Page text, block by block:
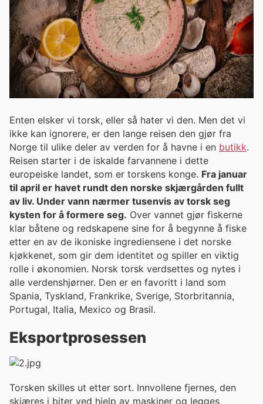
Enten elsker vi torsk, eller så hater vi den. Men det vi
ikke kan ignorere, er den lange reisen den gjør fra
Norge til ulike deler av verden for å havne i en butikk.
Reisen starter i de iskalde farvannene i dette
europeiske landet, som er torskens konge. Fra januar
til april er havet rundt den norske skjærgården fullt
av liv. Under vann nærmer tusenvis av torsk seg
kysten for å formere seg. Over vannet gjør fiskerne
klar båtene og redskapene sine for å begynne å fiske
etter en av de ikoniske ingrediensene i det norske
kjøkkenet, som gir dem identitet og spiller en viktig
rolle i økonomien. Norsk torsk verdsettes og nytes i
alle verdenshjørner. Den er en favoritt i land som
Spania, Tyskland, Frankrike, Sverige, Storbritannia,
Portugal, Italia, Mexico og Brasil.
Eksportprosessen
Torsken skilles ut etter sort. Innvollene fjernes, den
skjæres i biter ved hjelp av maskiner og legges